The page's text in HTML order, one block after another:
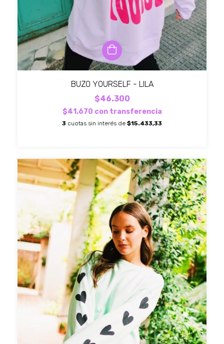
BUZO YOURSELF - LILA
$46.300
$41.670 con transferencia
3 cuotas sin interés de $15.433,33